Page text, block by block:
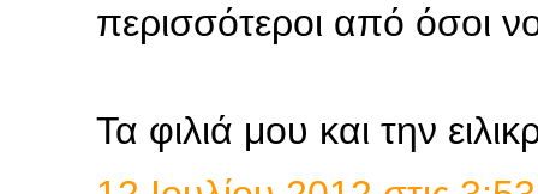
περισσότεροι από όσοι
Τα φιλιά μου και την